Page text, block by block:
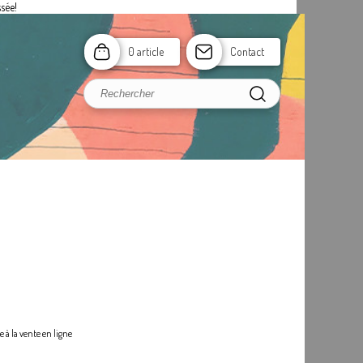
0 article Contact
à la vente en ligne